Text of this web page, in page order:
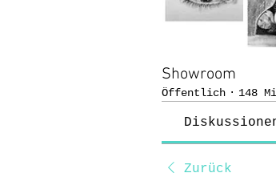
Showroom
Öffentlich · 148
Zurück